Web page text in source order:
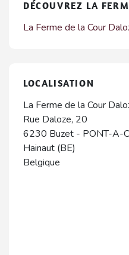
DÉCOUVREZ LA
La Ferme de la Cour
LOCALISATION
La Ferme de la Cour
Rue Daloze, 20
6230 Buzet - PONT-A-
Hainaut (BE)
Belgique